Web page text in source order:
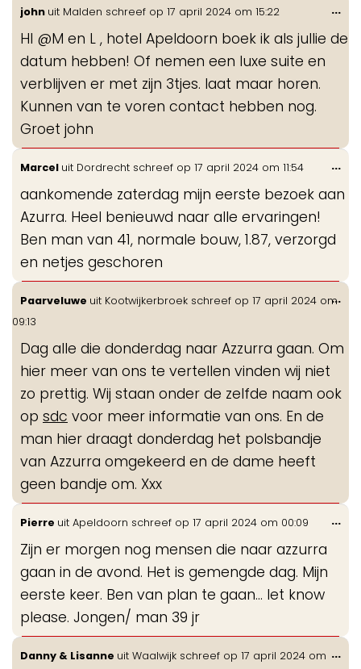
john uit Malden schreef op 17 april 2024 om 15:22
HI @M en L , hotel Apeldoorn boek ik als jullie de
datum hebben! Of nemen een luxe suite en
verblijven er met zijn 3tjes. laat maar horen.
Kunnen van te voren contact hebben nog.
Groet john
...
Marcel uit Dordrecht schreef op 17 april 2024 om 11:54
aankomende zaterdag mijn eerste bezoek aan
Azurra. Heel benieuwd naar alle ervaringen!
Ben man van 41, normale bouw, 1.87, verzorgd
en netjes geschoren
...
Paarveluwe uit Kootwijkerbroek schreef op 17 april 2024 om
09:13
Dag alle die donderdag naar Azzurra gaan. Om
hier meer van ons te vertellen vinden wij niet
zo prettig. Wij staan onder de zelfde naam ook
op sdc voor meer informatie van ons. En de
man hier draagt donderdag het polsbandje
van Azzurra omgekeerd en de dame heeft
geen bandje om. Xxx
...
Pierre uit Apeldoorn schreef op 17 april 2024 om 00:09
Zijn er morgen nog mensen die naar azzurra
gaan in de avond. Het is gemengde dag. Mijn
eerste keer. Ben van plan te gaan… let know
please. Jongen/ man 39 jr
...
Danny & Lisanne uit Waalwijk schreef op 17 april 2024 om ...